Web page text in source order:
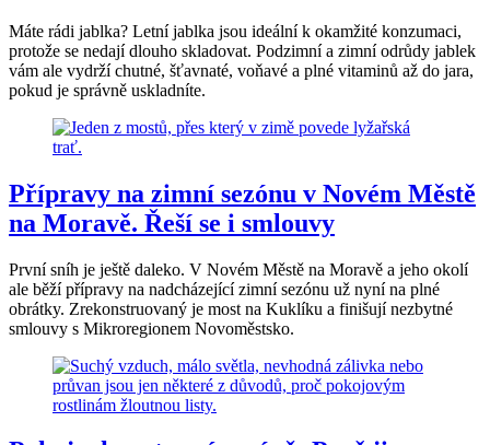
Máte rádi jablka? Letní jablka jsou ideální k okamžité konzumaci,
protože se nedají dlouho skladovat. Podzimní a zimní odrůdy jablek
vám ale vydrží chutné, šťavnaté, voňavé a plné vitaminů až do jara,
pokud je správně uskladníte.
Přípravy na zimní sezónu v Novém Městě
na Moravě. Řeší se i smlouvy
První sníh je ještě daleko. V Novém Městě na Moravě a jeho okolí
ale běží přípravy na nadcházející zimní sezónu už nyní na plné
obrátky. Zrekonstruovaný je most na Kuklíku a finišují nezbytné
smlouvy s Mikroregionem Novoměstsko.